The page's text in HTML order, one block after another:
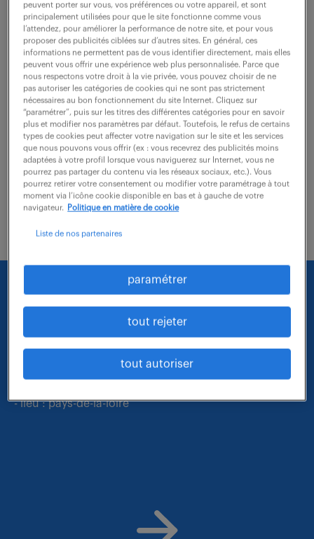
Brulon (72) CDI 40 000 - 50 000 € / an
Comment transformeriez-vous vos compétences en
Responsable PDP et planification centrale (F/H) en
valeur ajoutée essentielle ? Vous jouez un rôle clé
dans la coordination stratégique de la...
voir l'offre
Nous faisons le maximum pour trouver un emploi
qui vous correspond parmi nos offres :
- métier et compétences : responsable planification
ordonnancement lancement
- lieu : pays-de-la-loire
peuvent porter sur vous, vos préférences ou votre appareil, et sont
principalement utilisées pour que le site fonctionne comme vous
l’attendez, pour améliorer la performance de notre site, et pour vous
proposer des publicités ciblées sur d’autres sites. En général, ces
informations ne permettent pas de vous identifier directement, mais elles
peuvent vous offrir une expérience web plus personnalisée. Parce que
nous respectons votre droit à la vie privée, vous pouvez choisir de ne
pas autoriser les catégories de cookies qui ne sont pas strictement
nécessaires au bon fonctionnement du site Internet. Cliquez sur
“paramétrer”, puis sur les titres des différentes catégories pour en savoir
plus et modifier nos paramètres par défaut. Toutefois, le refus de certains
types de cookies peut affecter votre navigation sur le site et les services
que nous pouvons vous offrir (ex : vous recevrez des publicités moins
adaptées à votre profil lorsque vous naviguerez sur Internet, vous ne
pourrez pas partager du contenu via les réseaux sociaux, etc.). Vous
pourrez retirer votre consentement ou modifier votre paramétrage à tout
moment via l’icône cookie disponible en bas et à gauche de votre
navigateur.
Politique en matière de cookie
Liste de nos partenaires
paramétrer
tout rejeter
tout autoriser